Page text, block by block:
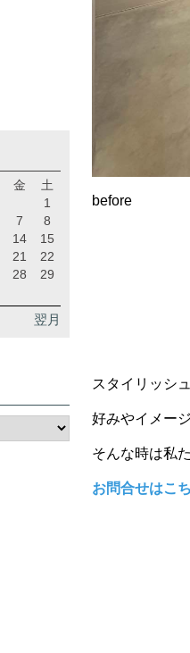
before
スタイリッシ
好みやイメー
そんな時は私
お問合せはこ
金
土
1
7
8
14
15
21
22
28
29
翌月